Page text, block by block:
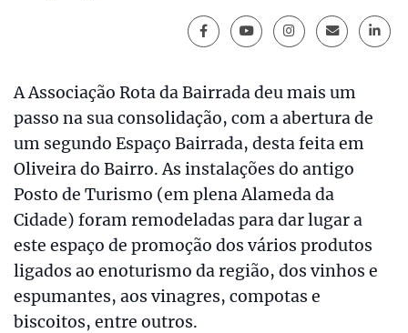
A Associação Rota da Bairrada deu mais um
passo na sua consolidação, com a abertura de
um segundo Espaço Bairrada, desta feita em
Oliveira do Bairro. As instalações do antigo
Posto de Turismo (em plena Alameda da
Cidade) foram remodeladas para dar lugar a
este espaço de promoção dos vários produtos
ligados ao enoturismo da região, dos vinhos e
espumantes, aos vinagres, compotas e
biscoitos, entre outros.